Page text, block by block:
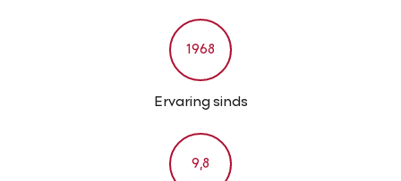
1968
Ervaring sinds
9,8